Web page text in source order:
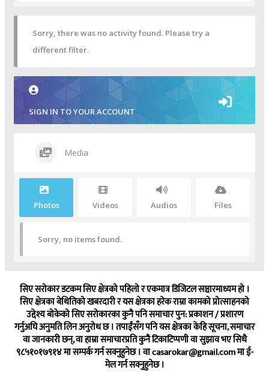
Sorry, there was no activity found. Please try a
different filter.
SIGN IN TO YOUR ACCOUNT
Media
Photos Videos Audios Files
Sorry, no items found.
सिए सरोकार डटकम सिए क्षेत्रको पहिलो र एकमात्र डिजिटल सञ्चारमाध्यम हो ।
सिए क्षेत्रका बेथितिको खबरदारी र यस क्षेत्रका हरेक राम्रा कामको प्रोत्साहनको
उद्देश्य बोकेको सिए सरोकारका कुनै पनि समाचार पुन: प्रकाशन / प्रशारण
गर्नुअघि अनुमति लिन अनुरोध छ । तपाईंसँग पनि यस क्षेत्रका केहि सूचना, समाचार
वा जानकारी छन्, वा हाम्रा समाचारप्रति कुनै टिकाटिप्पणी वा सुझाव भए सिधै
९८५१०१७९१४ मा सम्पर्क गर्न सक्नुहुनेछ । वाcasarokar@gmail.comमा ई-
मेल गर्न सक्नुहुनेछ ।